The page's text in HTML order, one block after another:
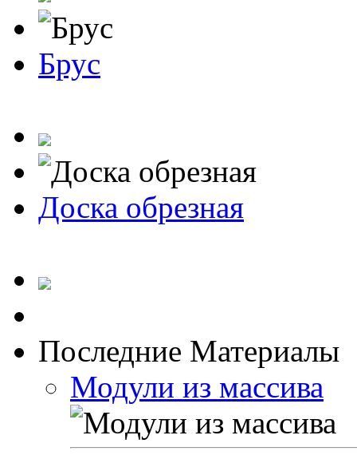
Брус
Доска обрезная
Последние Материалы
Модули из массива